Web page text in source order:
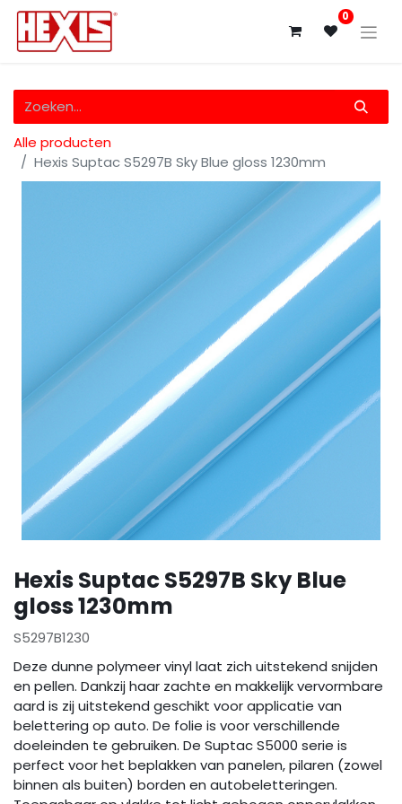
0
Alle producten
Hexis Suptac S5297B Sky Blue gloss 1230mm
Hexis Suptac S5297B Sky Blue
gloss 1230mm
S5297B1230
Deze dunne polymeer vinyl laat zich uitstekend snijden
en pellen. Dankzij haar zachte en makkelijk vervormbare
aard is zij uitstekend geschikt voor applicatie van
belettering op auto. De folie is voor verschillende
doeleinden te gebruiken. De Suptac S5000 serie is
perfect voor het beplakken van panelen, pilaren (zowel
binnen als buiten) borden en autobeletteringen.